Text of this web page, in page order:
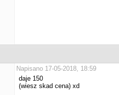
Napisano 17-05-2018, 18:59
daje 150
(wiesz skad cena) xd